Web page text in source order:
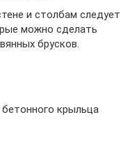
и столбам следует
можно сделать
брусков.
крыльца